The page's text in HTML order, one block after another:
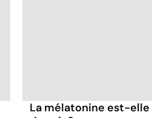
La mélatonine est-